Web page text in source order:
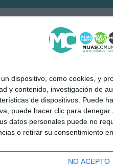
dispositivo, como cookies, y
y contenido, investigación de
de dispositivos. Puede
puede hacer clic para
datos personales puede no
o retirar su consentimiento
NO ACEPTO
la carta Quiénes somos